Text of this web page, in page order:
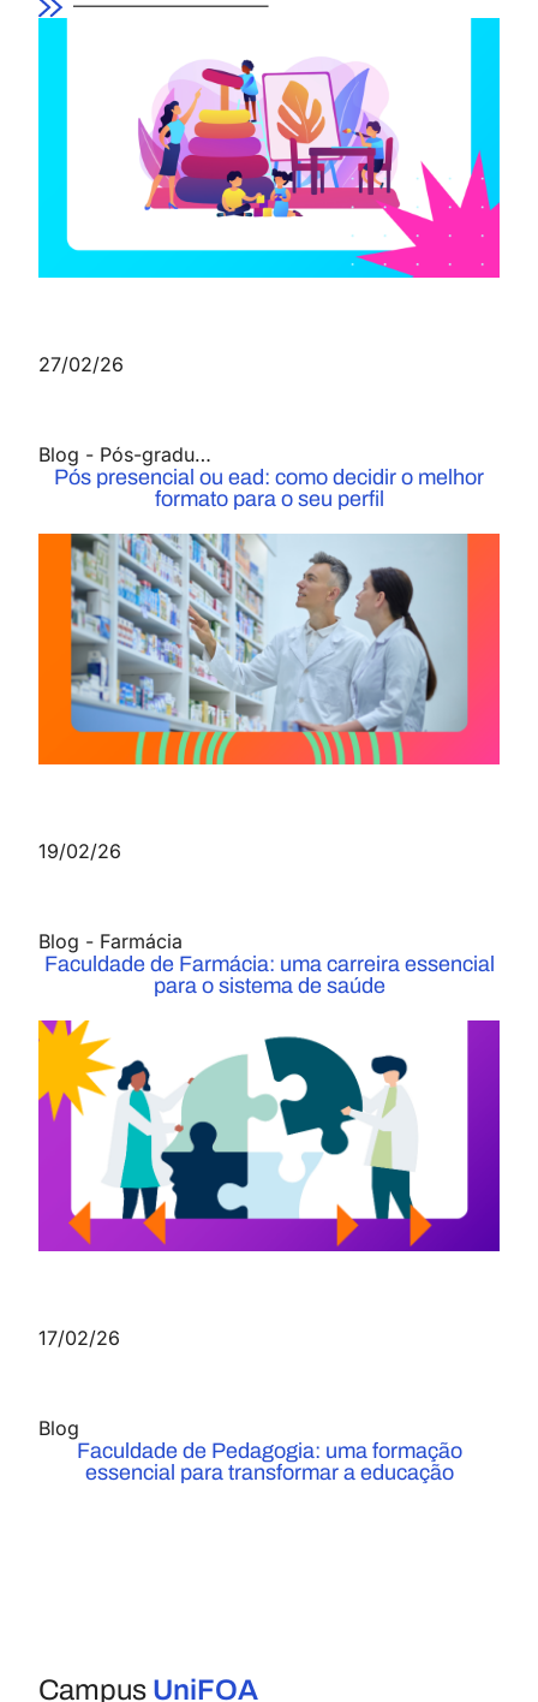
27/02/26
Blog - Pós-graduação
Pós presencial ou ead: como decidir o melhor
formato para o seu perfil
19/02/26
Blog - Farmácia
Faculdade de Farmácia: uma carreira essencial
para o sistema de saúde
17/02/26
Blog
Faculdade de Pedagogia: uma formação
essencial para transformar a educação
Campus UniFOA